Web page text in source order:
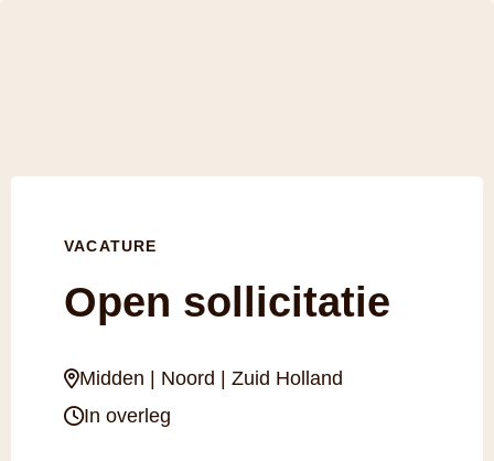
VACATURE
Open sollicitatie
Midden | Noord | Zuid Holland
In overleg